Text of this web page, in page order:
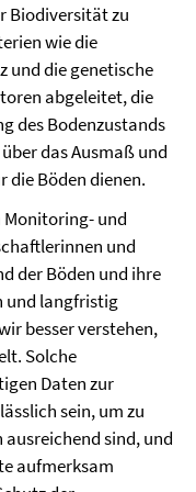
Biodiversität zu
wie die
und die genetische
abgeleitet, die
des Bodenzustands
das Ausmaß und
die Böden dienen.
Monitoring- und
und
der Böden und ihre
und langfristig
besser verstehen,
Solche
Daten zur
sein, um zu
sind, und
aufmerksam